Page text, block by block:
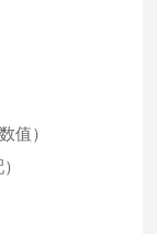
值）